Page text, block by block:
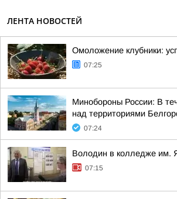
ЛЕНТА НОВОСТЕЙ
Омоложение клубники:
07:25
Минобороны России: В
над территориями
07:24
Володин в колледже им.
07:15